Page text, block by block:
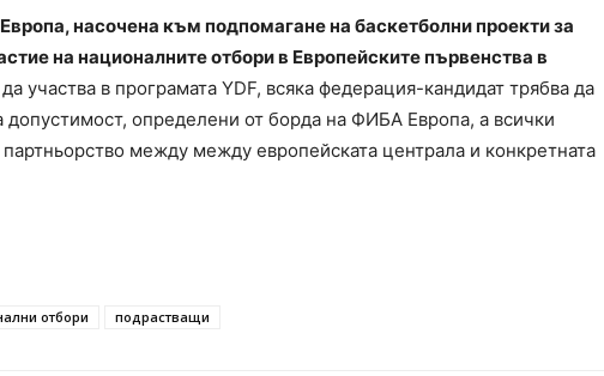
насочена към подпомагане на баскетболни проекти за
на националните отбори в Европейските първенства в
участва в програмата YDF, всяка федерация-кандидат трябва да
допустимост, определени от борда на ФИБА Европа, а всички
между между европейската централа и конкретната
отбори подрастващи